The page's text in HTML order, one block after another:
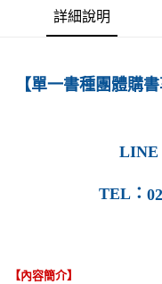
宅配-台灣本島
每筆NT$100
每筆NT$160
詳細說明
【單一書種團體購
LINE
TEL ：
【內容簡介】